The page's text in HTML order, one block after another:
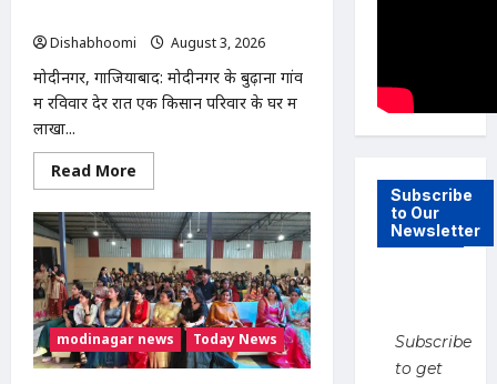
Dishabhoomi
August 3, 2026
मोदीनगर, गाजियाबाद: मोदीनगर के बुढ़ाना गांव
में रविवार देर रात एक किसान परिवार के घर में
लाखों...
Read More
more
Modinagar
:
मोदीनगर
के
बुढ़ाना
गांव
में
लाखों
की
चोरी,
नकदी
modinagar news Today News
Subscribe
to Our
Newsletter
Subscribe
to get